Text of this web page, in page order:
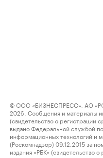
© ООО «БИЗНЕСПРЕСС», АО
2026. Сообщения и материалы
(свидетельство о регистрации
выдано Федеральной службой
информационных технологий и
(Роскомнадзор) 09.12.2015 за
издания «РБК» (свидетельство